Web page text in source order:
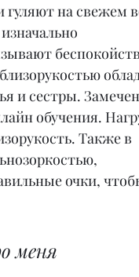
на свежем
и сестры.
обучения.
Также в
очки,
меня